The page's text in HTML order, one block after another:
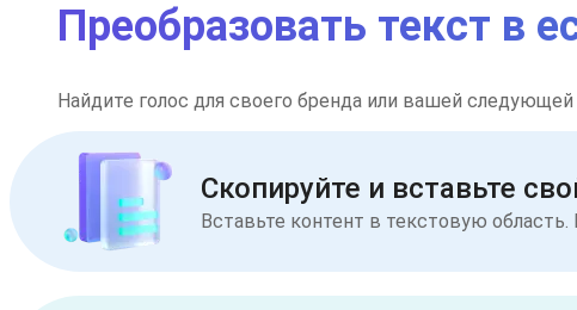
Преобразовать текст в
Найдите голос для своего бренда или вашей
Скопируйте и вставьте
Вставьте контент в текстовую